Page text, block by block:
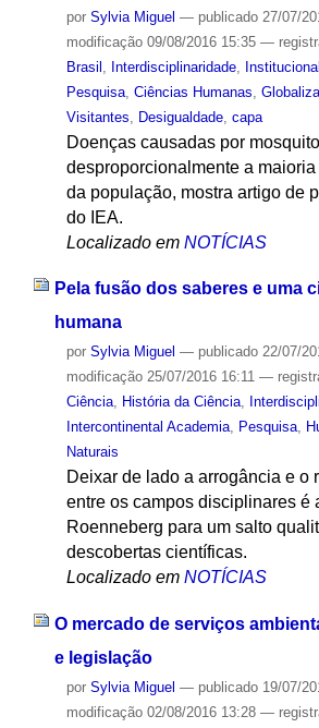
por Sylvia Miguel — publicado27/07/
modificação09/08/2016 15:35 —
Brasil
Interdisciplinaridade, Institucional
Pesquisa, Ciências Humanas
Visitantes
Desigualdade, capa
Doenças causadas por
desproporcionalmente a
da população, mostra artigo de
do IEA.
Localizado em NOTÍCIAS
Pela fusão dos saberes e uma
humana
por Sylvia Miguel — publicado22/07/
modificação25/07/2016 16:11 —
Ciência, História da Ciência,
Intercontinental Academia, Pesquisa,
Naturais
Deixar de lado a arrogância e o
entre os campos disciplinares é
Roenneberg para um salto
descobertas científicas.
Localizado em NOTÍCIAS
O mercado de serviços
e legislação
por Sylvia Miguel — publicado19/07/
modificação02/08/2016 13:28 —